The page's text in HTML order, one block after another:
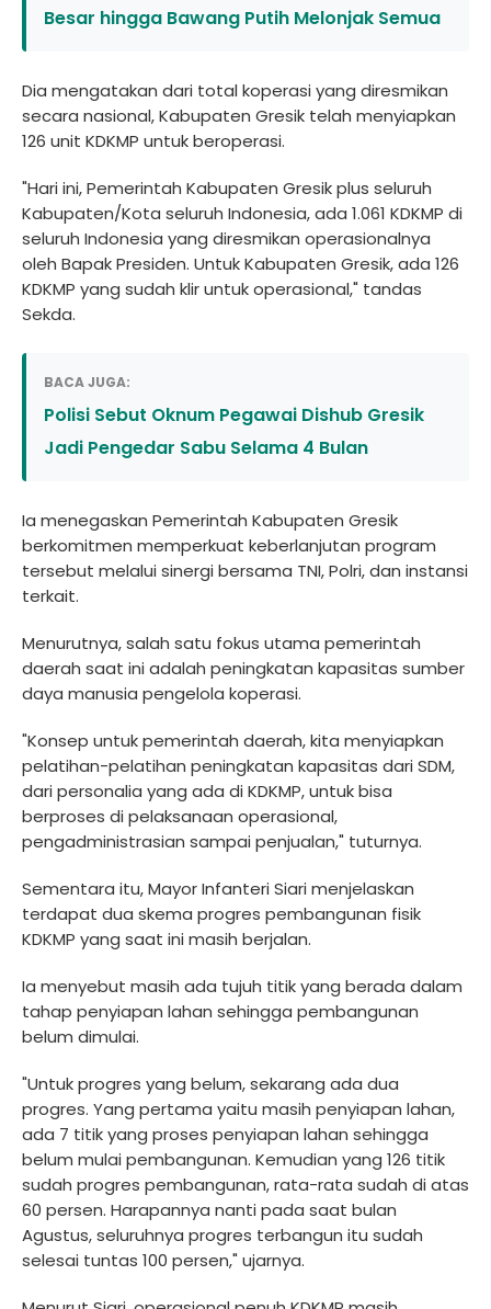
Besar hingga Bawang Putih Melonjak Semua
Dia mengatakan dari total koperasi yang diresmikan
secara nasional, Kabupaten Gresik telah menyiapkan
126 unit KDKMP untuk beroperasi.
"Hari ini, Pemerintah Kabupaten Gresik plus seluruh
Kabupaten/Kota seluruh Indonesia, ada 1.061 KDKMP di
seluruh Indonesia yang diresmikan operasionalnya
oleh Bapak Presiden. Untuk Kabupaten Gresik, ada 126
KDKMP yang sudah klir untuk operasional," tandas
Sekda.
BACA JUGA:
Polisi Sebut Oknum Pegawai Dishub Gresik
Jadi Pengedar Sabu Selama 4 Bulan
Ia menegaskan Pemerintah Kabupaten Gresik
berkomitmen memperkuat keberlanjutan program
tersebut melalui sinergi bersama TNI, Polri, dan instansi
terkait.
Menurutnya, salah satu fokus utama pemerintah
daerah saat ini adalah peningkatan kapasitas sumber
daya manusia pengelola koperasi.
"Konsep untuk pemerintah daerah, kita menyiapkan
pelatihan-pelatihan peningkatan kapasitas dari SDM,
dari personalia yang ada di KDKMP, untuk bisa
berproses di pelaksanaan operasional,
pengadministrasian sampai penjualan," tuturnya.
Sementara itu, Mayor Infanteri Siari menjelaskan
terdapat dua skema progres pembangunan fisik
KDKMP yang saat ini masih berjalan.
Ia menyebut masih ada tujuh titik yang berada dalam
tahap penyiapan lahan sehingga pembangunan
belum dimulai.
"Untuk progres yang belum, sekarang ada dua
progres. Yang pertama yaitu masih penyiapan lahan,
ada 7 titik yang proses penyiapan lahan sehingga
belum mulai pembangunan. Kemudian yang 126 titik
sudah progres pembangunan, rata-rata sudah di atas
60 persen. Harapannya nanti pada saat bulan
Agustus, seluruhnya progres terbangun itu sudah
selesai tuntas 100 persen," ujarnya.